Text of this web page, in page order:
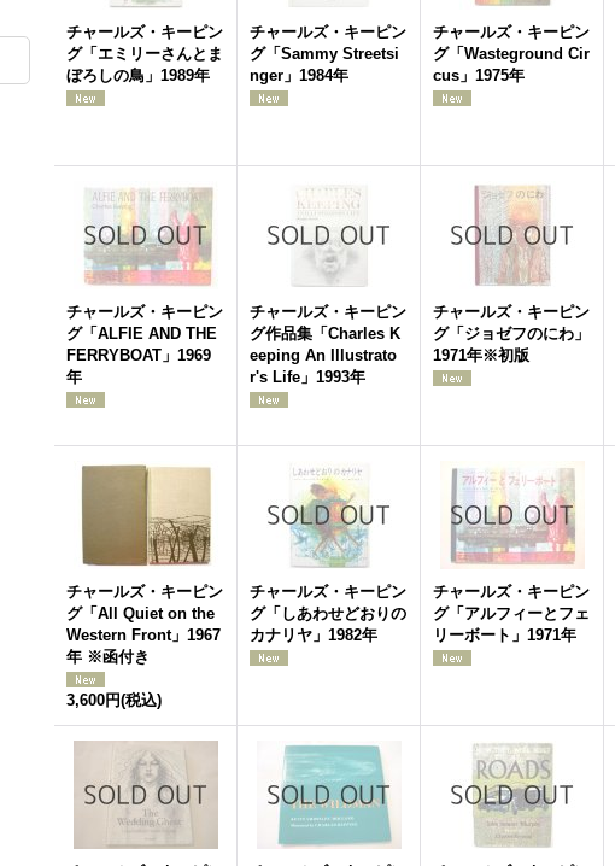
チャールズ・キーピン
グ「エミリーさんとま
ぼろしの鳥」1989年
チャールズ・キーピン
グ「Sammy Streetsi
nger」1984年
チャールズ・キーピン
グ「Wasteground Cir
cus」1975年
チャールズ・キーピン
グ「ALFIE AND THE
FERRYBOAT」1969
年
チャールズ・キーピン
グ作品集「Charles K
eeping An Illustrato
r's Life」1993年
チャールズ・キーピン
グ「ジョゼフのにわ」
1971年※初版
チャールズ・キーピン
グ「All Quiet on the
Western Front」1967
年 ※函付き
3,600円(税込)
チャールズ・キーピン
グ「しあわせどおりの
カナリヤ」1982年
チャールズ・キーピン
グ「アルフィーとフェ
リーボート」1971年